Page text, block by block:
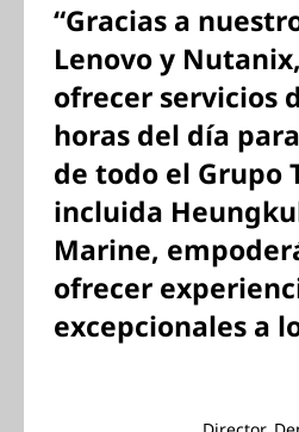
“Gracias a
Lenovo y
ofrecer servicios
horas del día
de todo el Grupo
incluida
Marine,
ofrecer
excepcionales a